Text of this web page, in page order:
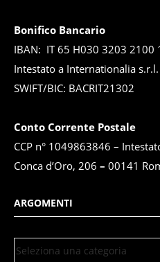
Bonifico Bancario
IBAN: IT 65 H030 3203 2100
Intestato a Internationalia s.r.l.
SWIFT/BIC: BACRIT21302
Conto Corrente Postale
CCP n° 1049863846 –
Conca d’Oro, 206 – 00141
ARGOMENTI